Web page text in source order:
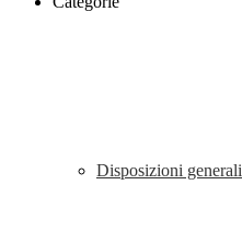
Disposizioni generali